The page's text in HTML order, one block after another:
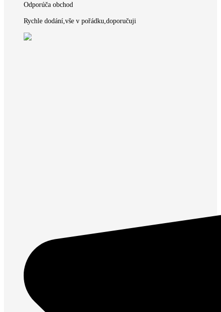
Odporúča obchod
Rychle dodání,vše v pořádku,doporučuji